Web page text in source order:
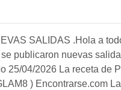
SALIDAS .Hola a
publicaron nuevas
25/04/2026 La receta de
) Encontrarse.com